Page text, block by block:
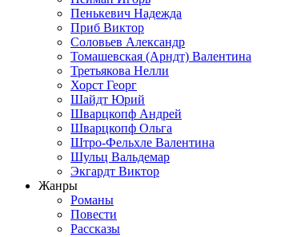
Пенькевич Надежда
Приб Виктор
Соловьев Александр
Томашевская (Арндт) Валентина
Третьякова Нелли
Хорст Георг
Шайдт Юрий
Шварцкопф Андрей
Шварцкопф Ольга
Штро-Фельхле Валентина
Шульц Вальдемар
Экгардт Виктор
Жанры
Романы
Повести
Рассказы